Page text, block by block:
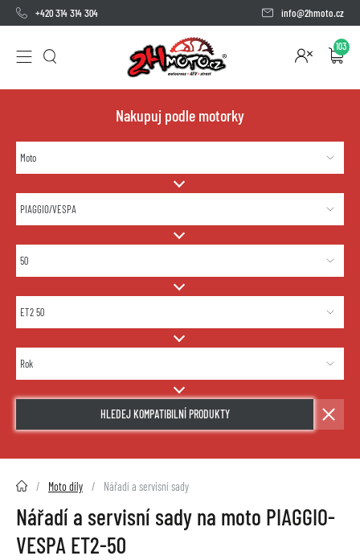
+420 314 314 304 info@2hmoto.cz
103
Nakupuj podle motorky
HLEDEJ KOMPATIBILNÍ PRODUKTY
2HMOTO.cz Moto díly Nářadí a servisní sady
Nářadí a servisní sady na moto PIAGGIO-
VESPA ET2-50